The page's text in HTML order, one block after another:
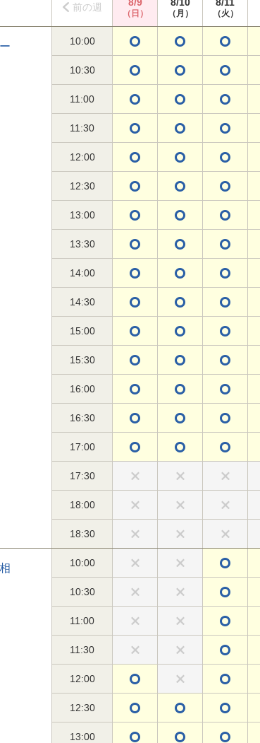
前の週
（日） （月） （火）
10:00
10:30
11:00
11:30
12:00
12:30
13:00
13:30
14:00
14:30
15:00
15:30
16:00
16:30
17:00
17:30
18:00
18:30
10:00
10:30
11:00
11:30
12:00
12:30
13:00